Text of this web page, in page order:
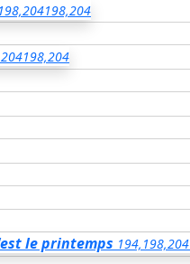
198,204198,204
198,204
le printemps 194,198,204